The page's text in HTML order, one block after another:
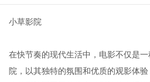
小草影院
在快节奏的现代生活中，电影不仅是
院，以其独特的氛围和优质的观影体